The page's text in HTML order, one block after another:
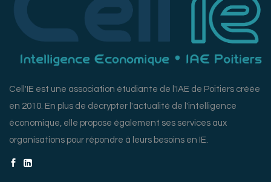
Cell'IE est une association étudiante de l'IAE de Poitiers créée
en 2010. En plus de décrypter l'actualité de l'intelligence
économique, elle propose également ses services aux
organisations pour répondre à leurs besoins en IE.